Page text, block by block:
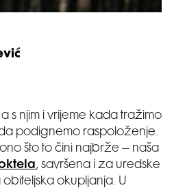
s njim i vrijeme kada tražimo
podignemo raspoloženje.
što to čini najbrže – naša
, savršena i za uredske
okupljanja. U